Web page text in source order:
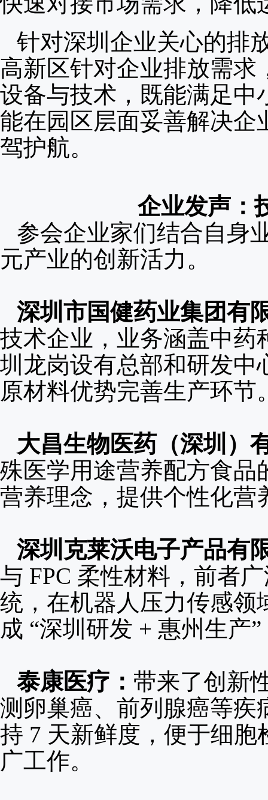
针对深圳企业关心的排
高新区针对企业排放需求
设备与技术，既能满足中
能在园区层面妥善解决企
驾护航。
企业发声：
参会企业家们结合自身
元产业的创新活力。
深圳市国健药业集团有
技术企业，业务涵盖中药
圳龙岗设有总部和研发中
原材料优势完善生产环节
大昌生物医药（深圳）
殊医学用途营养配方食品
营养理念，提供个性化营
深圳克莱沃电子产品有
与 FPC 柔性材料，前者
统，在机器人压力传感领
成 “深圳研发 + 惠州生产
泰康医疗： 带来了创新
测卵巢癌、前列腺癌等疾
持 7 天新鲜度，便于细
广工作。